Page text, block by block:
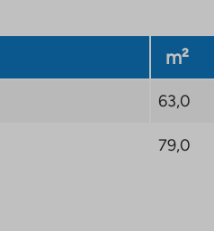
m²
63,0
79,0